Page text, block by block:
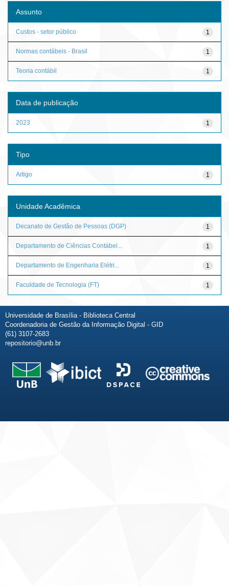
Assunto
1
Custos - setor público
1
Normas contábeis - Brasil
1
Teoria contábil
Data de publicação
1
2023
Tipo
1
Artigo
Unidade Acadêmica
1
Decanato de Gestão de Pessoas (DGP)
1
Departamento de Ciências Contábei...
1
Departamento de Engenharia Elétri...
1
Faculdade de Tecnologia (FT)
Universidade de Brasília - Biblioteca Central
Coordenadoria de Gestão da Informação Digital - GID
(61) 3107-2683
repositorio@unb.br